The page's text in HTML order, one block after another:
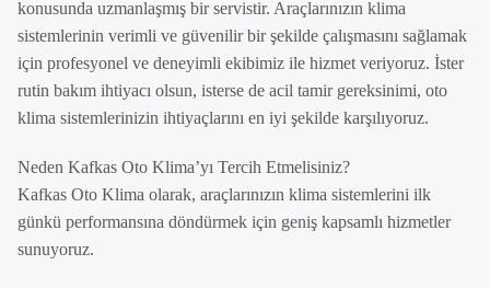
konusunda uzmanlaşmış bir servistir. Araçlarınızın klima
sistemlerinin verimli ve güvenilir bir şekilde çalışmasını sağlamak
için profesyonel ve deneyimli ekibimiz ile hizmet veriyoruz. İster
rutin bakım ihtiyacı olsun, isterse de acil tamir gereksinimi, oto
klima sistemlerinizin ihtiyaçlarını en iyi şekilde karşılıyoruz.
Neden Kafkas Oto Klima’yı Tercih Etmelisiniz?
Kafkas Oto Klima olarak, araçlarınızın klima sistemlerini ilk
günkü performansına döndürmek için geniş kapsamlı hizmetler
sunuyoruz.